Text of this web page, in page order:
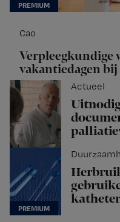
Cao
Verpleegkundige
vakantiedagen bij
Actueel